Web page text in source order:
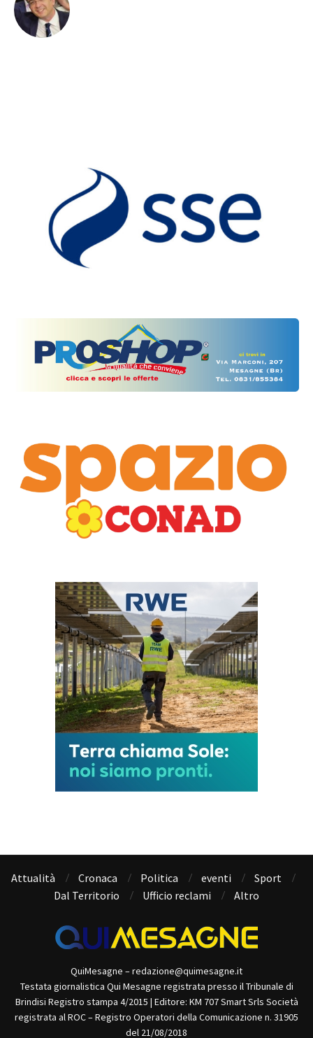
Attualità Cronaca Politica eventi
Sport
Dal Territorio
Ufficio reclami Altro
QuiMesagne – redazione@quimesagne.it
Testata giornalistica Qui Mesagne registrata presso il Tribunale di
Brindisi Registro stampa 4/2015 | Editore: KM 707 Smart Srls Società
registrata al ROC – Registro Operatori della Comunicazione n. 31905
del 21/08/2018